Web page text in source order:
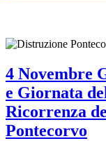
4 Novembre
e Giornata
Ricorrenza
Pontecorvo